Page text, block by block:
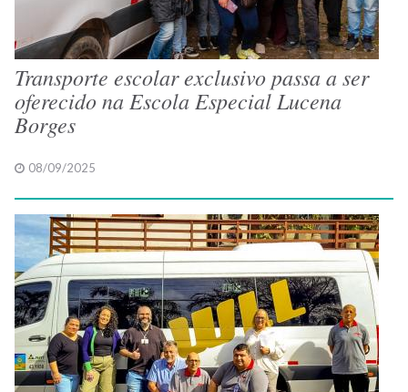
Transporte escolar exclusivo passa a ser
oferecido na Escola Especial Lucena
Borges
08/09/2025